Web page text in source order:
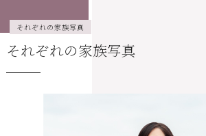
それぞれの家族写真
それぞれの家族写真